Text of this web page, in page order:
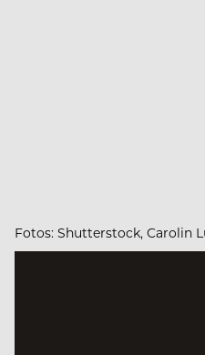
Fotos: Shutterstock, Carolin